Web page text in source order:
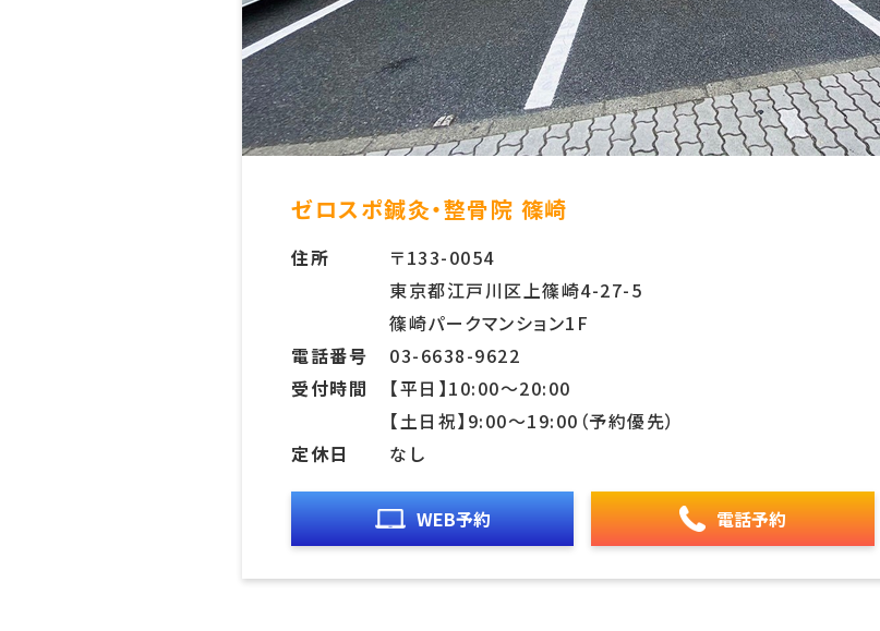
ゼロスポ鍼灸・整骨院 篠崎
住所
〒133-0054
東京都江戸川区上篠崎4-27-5
篠崎パークマンション1F
電話番号
03-6638-9622
受付時間
【平日】10:00〜20:00
【土日祝】9:00〜19:00（予約優先）
定休日
なし
WEB予約 電話予約